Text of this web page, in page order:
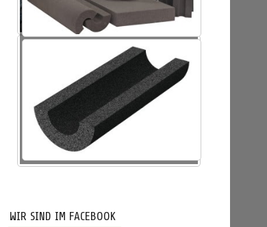
Schaumglas SG
WIR SIND IM FACEBOOK